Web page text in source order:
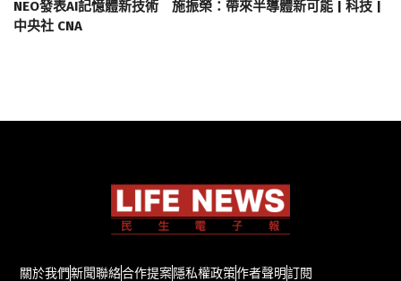
NEO發表AI記憶體新技術 施振榮：帶來半導體新可能 | 科技 |
中央社 CNA
關於我們新聞聯絡合作提案隱私權政策作者聲明訂閱